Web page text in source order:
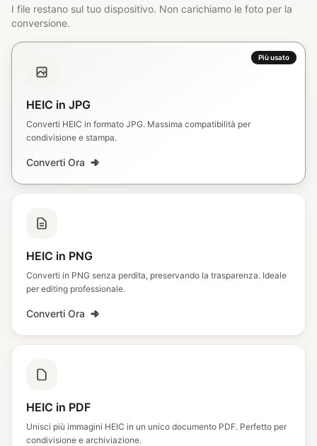
I file restano sul tuo dispositivo. Non carichiamo le foto per la
conversione.
Più usato
HEIC in JPG
Converti HEIC in formato JPG. Massima compatibilità per
condivisione e stampa.
Converti Ora
HEIC in PNG
Converti in PNG senza perdita, preservando la trasparenza. Ideale
per editing professionale.
Converti Ora
HEIC in PDF
Unisci più immagini HEIC in un unico documento PDF. Perfetto per
condivisione e archiviazione.